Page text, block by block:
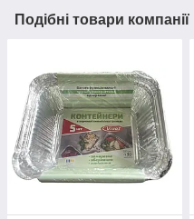
Подібні товари компанії